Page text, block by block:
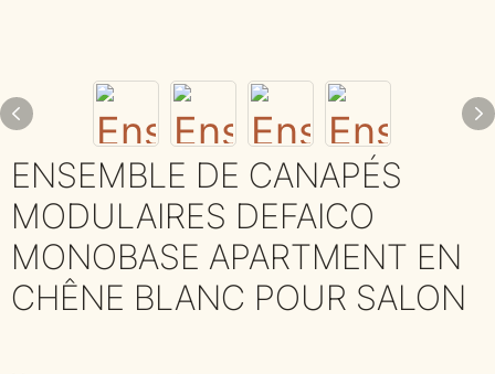
ENSEMBLE DE CANAPÉS
MODULAIRES DEFAICO
MONOBASE APARTMENT EN
CHÊNE BLANC POUR SALON